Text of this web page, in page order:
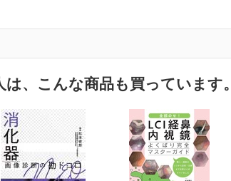
、こんな商品も買っています。